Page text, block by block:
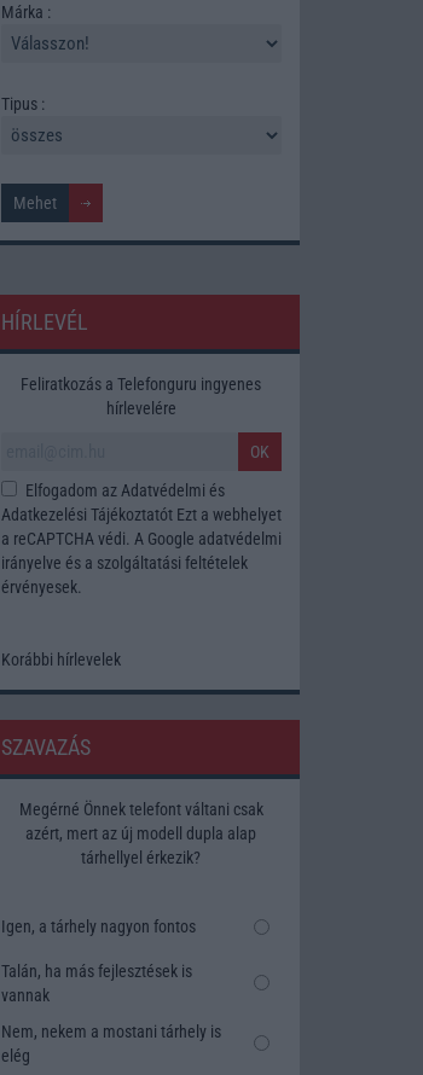
Márka :
Tipus :
HÍRLEVÉL
Feliratkozás a Telefonguru ingyenes
hírlevelére
OK
Elfogadom az Adatvédelmi és
Adatkezelési TájékoztatótEzt a webhelyet
a reCAPTCHA védi. A Google adatvédelmi
irányelve és a szolgáltatási feltételek
érvényesek.
Korábbi hírlevelek
SZAVAZÁS
Megérné Önnek telefont váltani csak
azért, mert az új modell dupla alap
tárhellyel érkezik?
Igen, a tárhely nagyon fontos
Talán, ha más fejlesztések is
vannak
Nem, nekem a mostani tárhely is
elég